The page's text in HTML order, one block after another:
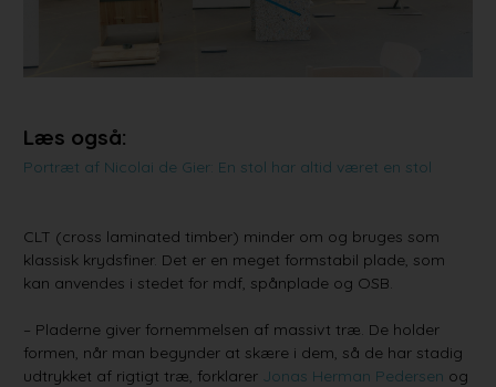
Læs også:
Portræt af Nicolai de Gier: En stol har altid været en stol
CLT (cross laminated timber) minder om og bruges som
klassisk krydsfiner. Det er en meget formstabil plade, som
kan anvendes i stedet for mdf, spånplade og OSB.
– Pladerne giver fornemmelsen af massivt træ. De holder
formen, når man begynder at skære i dem, så de har stadig
udtrykket af rigtigt træ, forklarer Jonas Herman Pedersen og